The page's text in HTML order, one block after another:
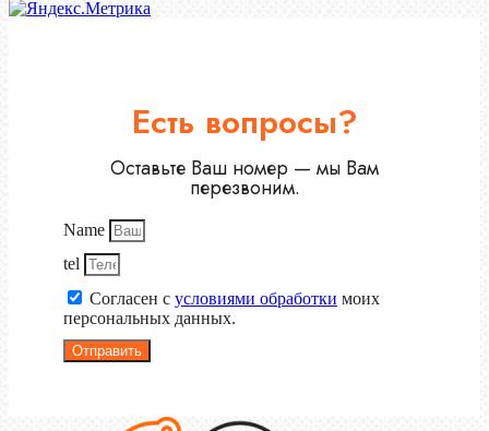
Есть вопросы?
Оставьте Ваш номер — мы Вам
перезвоним.
Name
tel
Согласен с условиями обработки моих
персональных данных.
Отправить